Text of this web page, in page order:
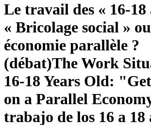
Le travail des « 16-18
« Bricolage social » ou
économie parallèle ?
(débat)The Work
16-18 Years Old:
on a Parallel
trabajo de los 16 a 18